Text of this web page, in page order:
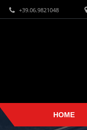
+39.06.9821048
HOME